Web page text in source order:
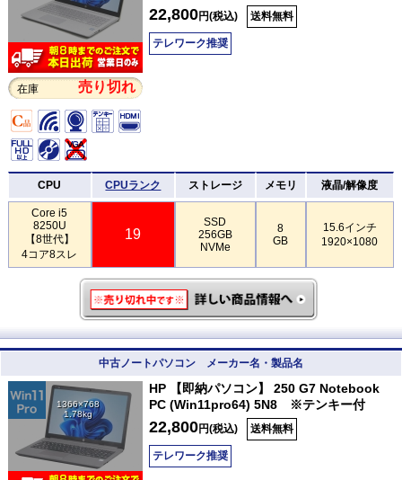
在庫 売り切れ
22,800円(税込) 送料無料
テレワーク推奨
CPU CPUランク ストレージ メモリ 液晶/解像度
Core i5
8250U
【8世代】
4コア8スレ
19
SSD
256GB
NVMe
8
GB
15.6インチ
1920×1080
中古ノートパソコン メーカー名・製品名
1366×768
1.78kg
HP 【即納パソコン】 250 G7 Notebook
PC (Win11pro64) 5N8 ※テンキー付
22,800円(税込) 送料無料
テレワーク推奨